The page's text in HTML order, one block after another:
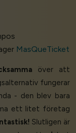
MasQueTicket
över att
fungerar
- den blev bara
ett litet företag
Slutligen är